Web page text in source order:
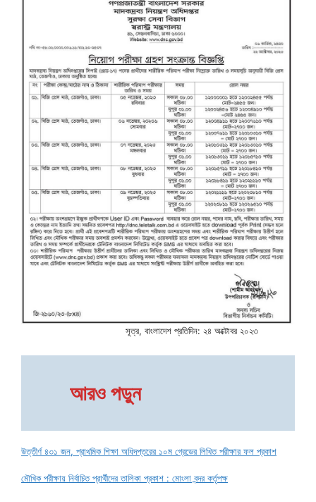
সূত্র, বাংলাদেশ প্রতিদিন: ২৪ অক্টোবর ২০২৩
আরও পড়ুন
উত্তীর্ণ ৪৩১ জন, প্রাথমিক শিক্ষা অধিদপ্তরের ১০ম গ্রেডের লিখিত পরীক্ষার ফল প্রকাশ
মৌখিক পরীক্ষায় নির্বাচিত প্রার্থীদের তালিকা প্রকাশ : মোংলা বন্দর কর্তৃপক্ষ